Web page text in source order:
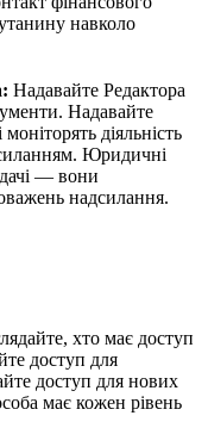
навколо
Надавайте Редактора
Надавайте
діяльність
Юридичні
— вони
надсилання.
хто має доступ
доступ для
доступ для нових
має кожен рівень